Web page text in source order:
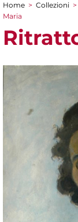
Tu sei qui
Home > Collezioni >
Maria